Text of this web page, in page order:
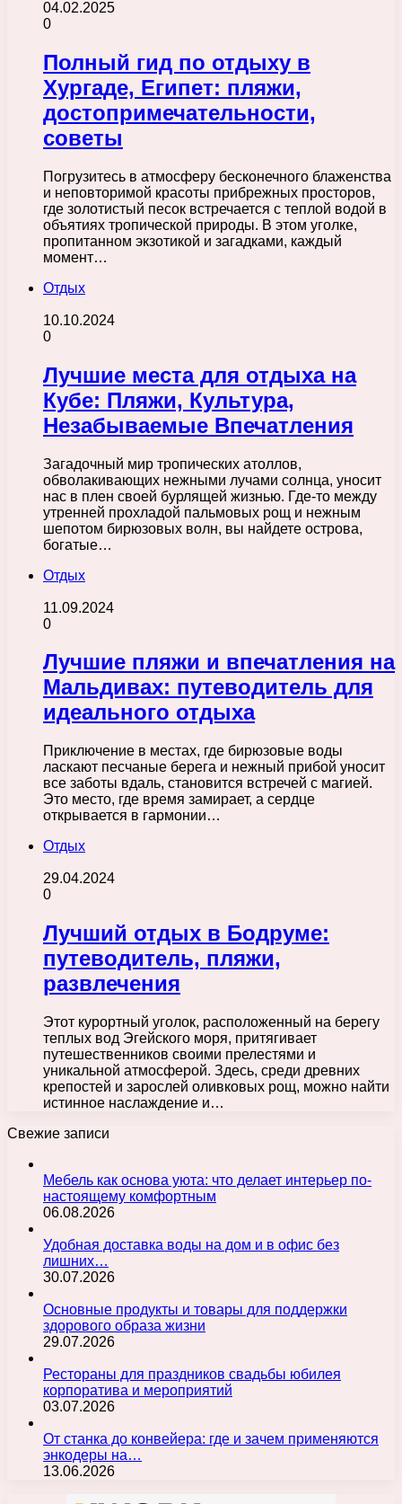
04.02.2025
0
Полный гид по отдыху в
Хургаде, Египет: пляжи,
достопримечательности,
советы
Погрузитесь в атмосферу бесконечного блаженства
и неповторимой красоты прибрежных просторов,
где золотистый песок встречается с теплой водой в
объятиях тропической природы. В этом уголке,
пропитанном экзотикой и загадками, каждый
момент…
Отдых
10.10.2024
0
Лучшие места для отдыха на
Кубе: Пляжи, Культура,
Незабываемые Впечатления
Загадочный мир тропических атоллов,
обволакивающих нежными лучами солнца, уносит
нас в плен своей бурлящей жизнью. Где-то между
утренней прохладой пальмовых рощ и нежным
шепотом бирюзовых волн, вы найдете острова,
богатые…
Отдых
11.09.2024
0
Лучшие пляжи и впечатления на
Мальдивах: путеводитель для
идеального отдыха
Приключение в местах, где бирюзовые воды
ласкают песчаные берега и нежный прибой уносит
все заботы вдаль, становится встречей с магией.
Это место, где время замирает, а сердце
открывается в гармонии…
Отдых
29.04.2024
0
Лучший отдых в Бодруме:
путеводитель, пляжи,
развлечения
Этот курортный уголок, расположенный на берегу
теплых вод Эгейского моря, притягивает
путешественников своими прелестями и
уникальной атмосферой. Здесь, среди древних
крепостей и зарослей оливковых рощ, можно найти
истинное наслаждение и…
Свежие записи
Мебель как основа уюта: что делает интерьер по-
настоящему комфортным
06.08.2026
Удобная доставка воды на дом и в офис без
лишних…
30.07.2026
Основные продукты и товары для поддержки
здорового образа жизни
29.07.2026
Рестораны для праздников свадьбы юбилея
корпоратива и мероприятий
03.07.2026
От станка до конвейера: где и зачем применяются
энкодеры на…
13.06.2026